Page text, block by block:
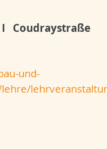
I Coudraystraße
und-